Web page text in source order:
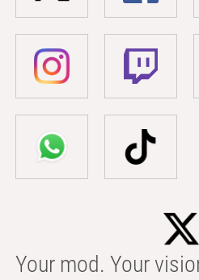
Your mod. Your